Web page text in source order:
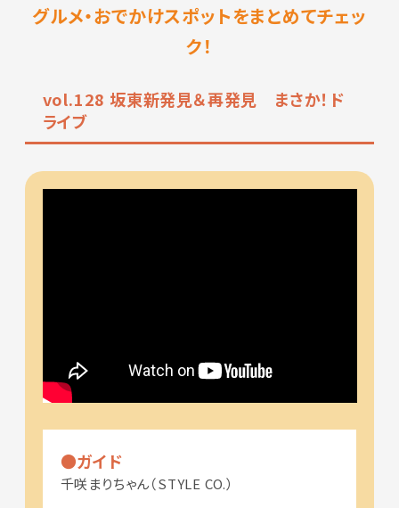
グルメ・おでかけスポットをまとめてチェッ
ク！
vol.128 坂東新発見＆再発見 まさか！ド
ライブ
ガイド
千咲まりちゃん（STYLE CO.）